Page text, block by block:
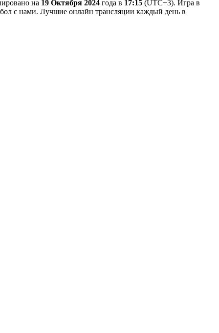
на 19 Октября 2024 года в 17:15 (UTC+3). Игра в
с нами. Лучшие онлайн трансляции каждый день в